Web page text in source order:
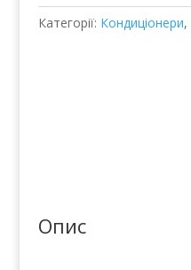
кількість
Категорії: Кондиціонери,
Опис